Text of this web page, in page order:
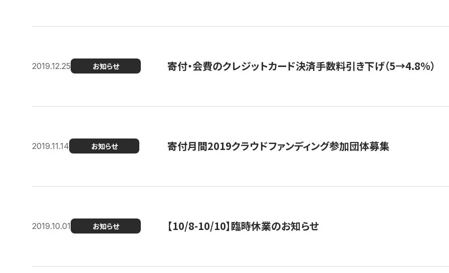
2019.12.25 お知らせ 寄付・会費のクレジットカード決済手数料引き下げ（5→4.8%）
2019.11.14 お知らせ 寄付月間2019クラウドファンディング参加団体募集
2019.10.01 お知らせ 【10/8-10/10】臨時休業のお知らせ